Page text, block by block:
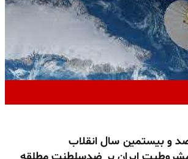
و بیستمین سال انقلاب